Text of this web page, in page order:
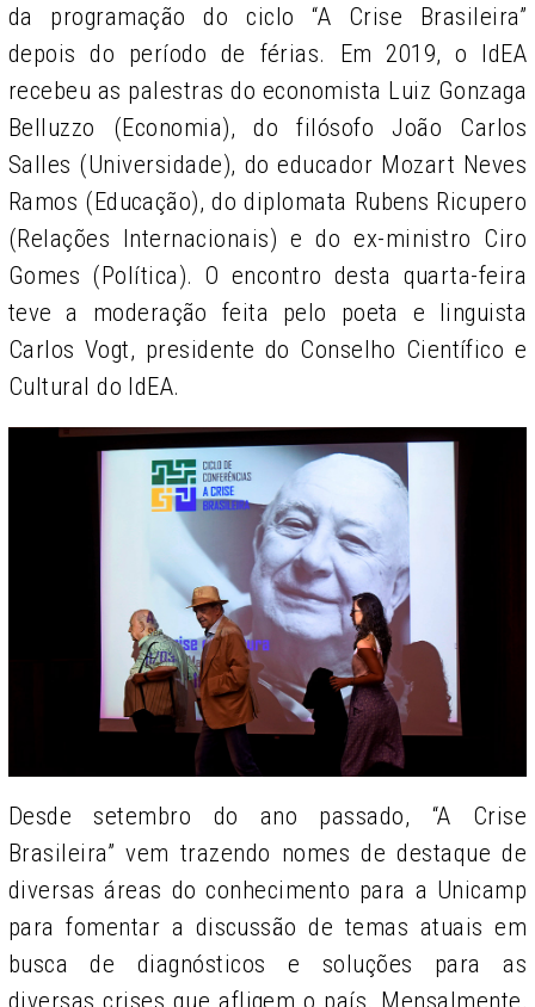
da programação do ciclo “A Crise Brasileira”
depois do período de férias. Em 2019, o IdEA
recebeu as palestras do economista Luiz Gonzaga
Belluzzo (Economia), do filósofo João Carlos
Salles (Universidade), do educador Mozart Neves
Ramos (Educação), do diplomata Rubens Ricupero
(Relações Internacionais) e do ex-ministro Ciro
Gomes (Política). O encontro desta quarta-feira
teve a moderação feita pelo poeta e linguista
Carlos Vogt, presidente do Conselho Científico e
Cultural do IdEA.
Desde setembro do ano passado, “A Crise
Brasileira” vem trazendo nomes de destaque de
diversas áreas do conhecimento para a Unicamp
para fomentar a discussão de temas atuais em
busca de diagnósticos e soluções para as
diversas crises que afligem o país. Mensalmente,